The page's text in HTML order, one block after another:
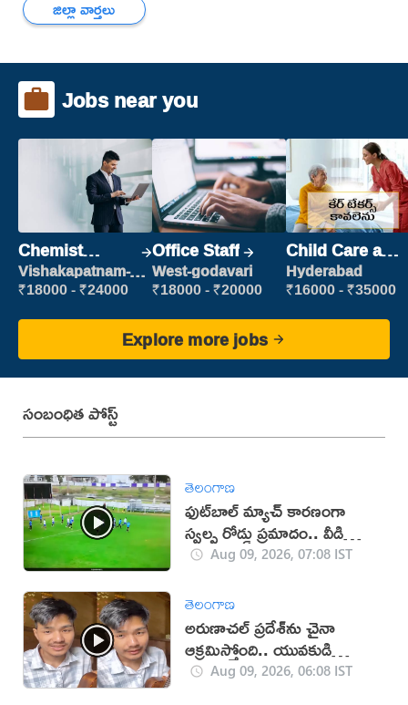
జిల్లా వార్తలు
Jobs near you
Chemist
Production
Executive
Vishakapatnam-
new
₹18000 - ₹24000
Office Staff
West-godavari
₹18000 - ₹20000
Child Care and
Patient care
Hyderabad
₹16000 - ₹35000
Explore more jobs
సంబంధిత పోస్ట్
తెలంగాణ
ఫుట్‌బాల్ మ్యాచ్‌ కారణంగా
స్వల్ప రోడ్డు ప్రమాదం.. వీడియో
వైరల్!Aug 09, 2026, 07:08 IST
తెలంగాణ
అరుణాచల్‌ ప్రదేశ్‌ను చైనా
ఆక్రమిస్తోంది.. యువకుడి
వీడియో వైరల్
Aug 09, 2026, 06:08 IST